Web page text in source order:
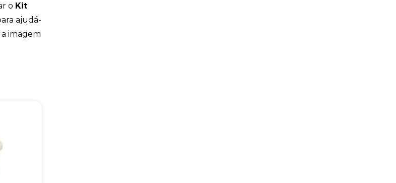
o Kit
ajudá-
imagem